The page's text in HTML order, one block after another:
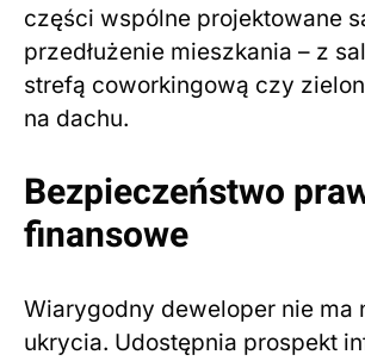
części wspólne projektowane
przedłużenie mieszkania – z
strefą coworkingową czy
na dachu.
Bezpieczeństwo
finansowe
Wiarygodny deweloper nie ma
ukrycia. Udostępnia prospekt